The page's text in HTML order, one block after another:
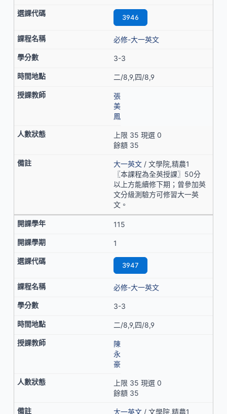
3946
必修-大一英文
3-3
二/8,9,四/8,9
張
美
鳳
上限 35 現選 0
餘額 35
大一英文 / 文學院,精農1
〖本課程為全英授課〗50分
以上方能續修下期；曾參加英
文分級測驗方可修習大一英
文。
115
1
3947
必修-大一英文
3-3
二/8,9,四/8,9
陳
永
豪
上限 35 現選 0
餘額 35
大一英文 / 文學院,精農1